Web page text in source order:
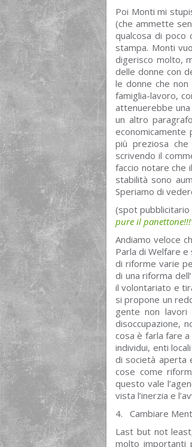
Poi Monti mi
(che ammette
qualcosa di poco
stampa. Monti
digerisco molto,
delle donne con
le donne che non
famiglia-lavoro,
attenuerebbe
un altro
economicamente
più preziosa
scrivendo il
faccio notare che
stabilità sono
Speriamo di
(spot pubblicitario
pure il
Andiamo veloce
Parla di Welfare
di riforme varie
di una riforma
il volontariato e
si propone un
gente non lavori
disoccupazione,
cosa è farla fare
individui, enti
di società aperta
cose come
questo vale
vista l’inerzia e
4. Cambiare
Last but not
molto importanti